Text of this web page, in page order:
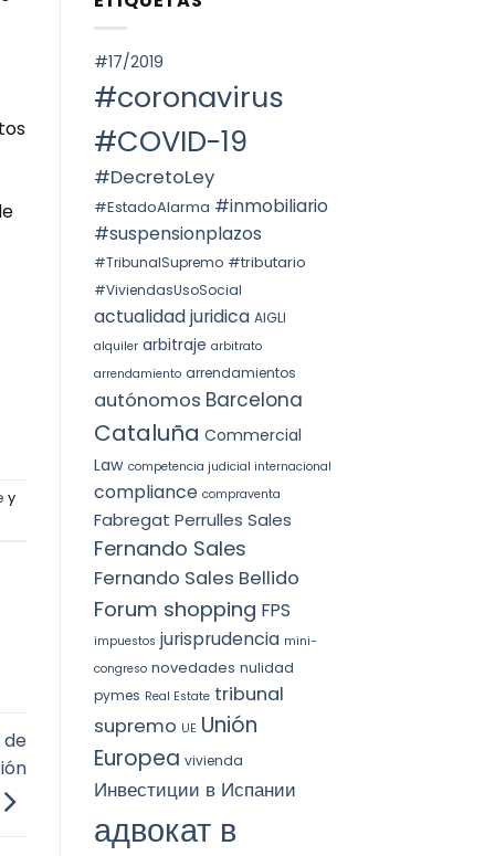
y
ОКРУГА
Voto
la
STS
la
prórroga
indefinida
#17/2019
#coronavirus
#COVID-19
#DecretoLey
#EstadoAlarma #inmobiliario
#suspensionplazos
#TribunalSupremo #tributario
#ViviendasUsoSocial
actualidad juridica AIGLI
alquiler arbitraje arbitrato
arrendamiento arrendamientos
autónomos Barcelona
Cataluña Commercial
Law competencia judicial internacional
compliance compraventa
Fabregat Perrulles Sales
Fernando Sales
Fernando Sales Bellido
Forum shopping FPS
impuestos jurisprudencia mini-
congreso novedades nulidad
pymes Real Estate tribunal
supremo UE Unión
Europea vivienda
Инвестиции в Испании
адвокат в